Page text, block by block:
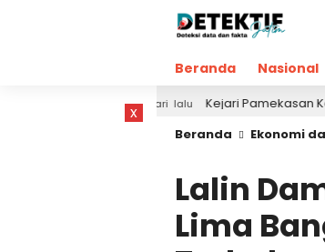
Beranda Nasional
x
Kejari Pamekasan Kembali
Beranda
Ekonomi
Lalin
Lima